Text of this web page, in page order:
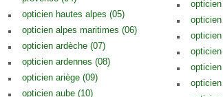
opticien hautes alpes (05)
opticien alpes maritimes (06)
opticien ardèche (07)
opticien ardennes (08)
opticien ariège (09)
opticien aube (10)